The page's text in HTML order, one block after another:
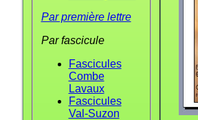
Par première lettre
Par fascicule
Fascicules
Combe
Lavaux
Fascicules
Val-Suzon